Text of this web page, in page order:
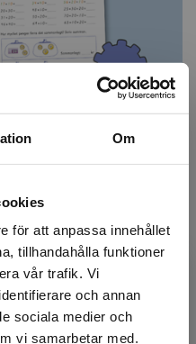
Om
för att anpassa innehållet
tillhandahålla funktioner
vår trafik. Vi
och annan
sociala medier och
vi samarbetar med.
är placerade i varje
bearbetas med
och tilltro för de
att träna på att
ord på sina tankar och